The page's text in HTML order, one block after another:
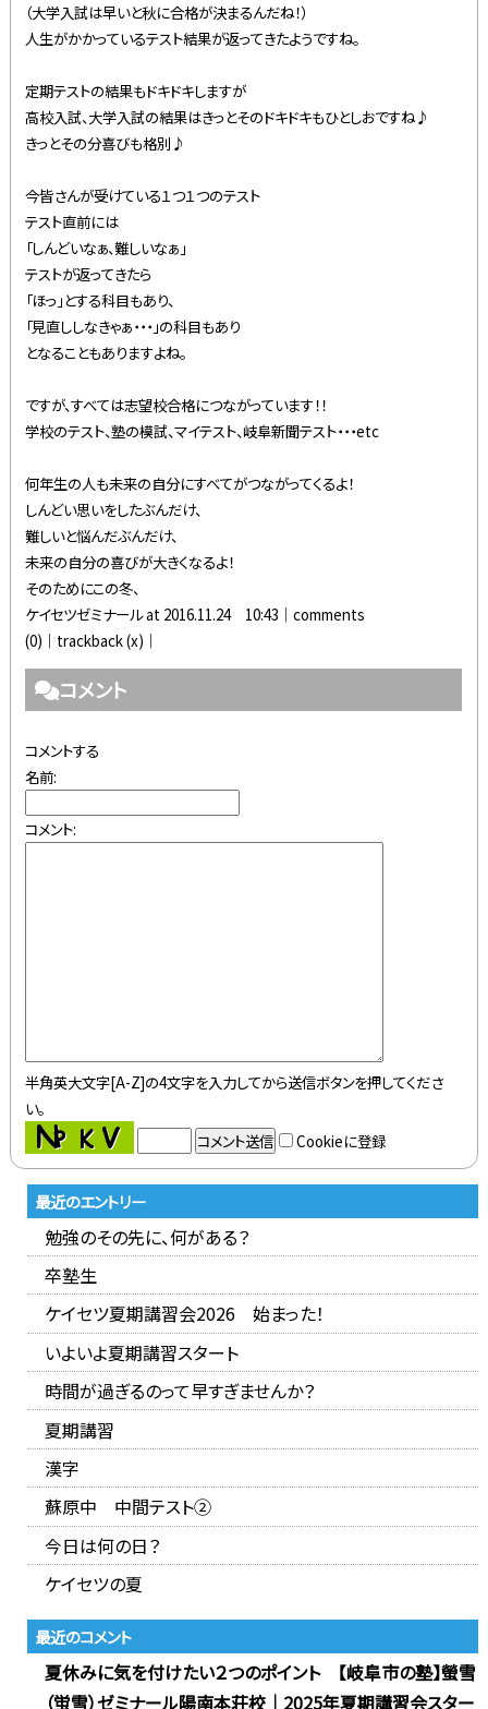
（大学入試は早いと秋に合格が決まるんだね！）
人生がかかっているテスト結果が返ってきたようですね。
定期テストの結果もドキドキしますが
高校入試、大学入試の結果はきっとそのドキドキもひとしおですね♪
きっとその分喜びも格別♪
今皆さんが受けている１つ１つのテスト
テスト直前には
「しんどいなぁ、難しいなぁ」
テストが返ってきたら
「ほっ」とする科目もあり、
「見直ししなきゃぁ・・・」の科目もあり
となることもありますよね。
ですが、すべては志望校合格につながっています！！
学校のテスト、塾の模試、マイテスト、岐阜新聞テスト・・・etc
何年生の人も未来の自分にすべてがつながってくるよ！
しんどい思いをしたぶんだけ、
難しいと悩んだぶんだけ、
未来の自分の喜びが大きくなるよ！
そのためにこの冬、
ケイセツゼミナール at 2016.11.24 10:43│comments
(0) │trackback (x)│
コメント
コメントする
名前:
コメント:
半角英大文字[A-Z]の4文字を入力してから送信ボタンを押してくださ
い。
Cookieに登録
最近のエントリー
勉強のその先に、何がある？
卒塾生
ケイセツ夏期講習会2026 始まった！
いよいよ夏期講習スタート
時間が過ぎるのって早すぎませんか？
夏期講習
漢字
蘇原中 中間テスト②
今日は何の日？
ケイセツの夏
最近のコメント
夏休みに気を付けたい２つのポイント 【岐阜市の塾】螢雪
（蛍雪）ゼミナール陽南本荘校｜2025年夏期講習会スター